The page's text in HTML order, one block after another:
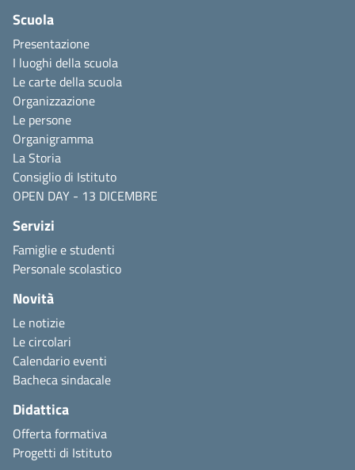
Scuola
Presentazione
I luoghi della scuola
Le carte della scuola
Organizzazione
Le persone
Organigramma
La Storia
Consiglio di Istituto
OPEN DAY - 13 DICEMBRE
Servizi
Famiglie e studenti
Personale scolastico
Novità
Le notizie
Le circolari
Calendario eventi
Bacheca sindacale
Didattica
Offerta formativa
Progetti di Istituto